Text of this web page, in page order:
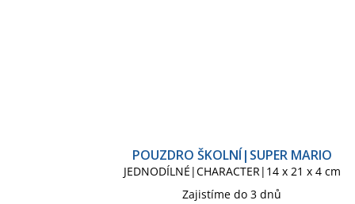
POUZDRO ŠKOLNÍ|SUPER MARIO
JEDNODÍLNÉ|CHARACTER|14 x 21 x 4 cm
Zajistíme do 3 dnů